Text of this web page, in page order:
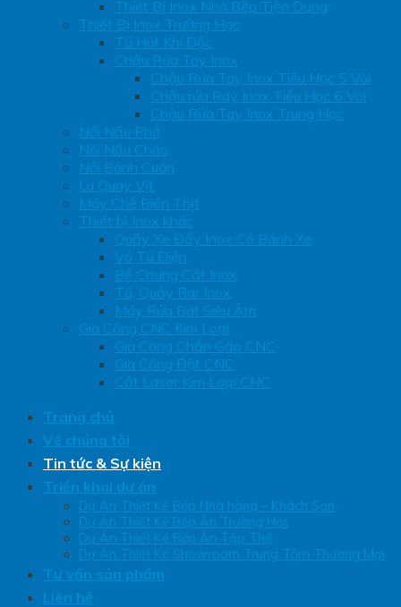
Thiết Bị Inox Nhà Bếp Tiện Dụng
Thiết Bị Inox Trường Học
Tủ Hút Khí Độc
Chậu Rửa Tay Inox
Chậu Rửa Tay Inox Tiểu Học 5 Vòi
Chậu rửa Ray Inox Tiểu Học 6 Vòi
Chậu Rửa Tay Inox Trung Học
Nồi Nấu Phở
Nồi Nấu Cháo
Nồi Bánh Cuốn
Lu Quay Vịt
Máy Chế Biến Thịt
Thiết bị Inox khác
Quầy Xe Đẩy Inox Có Bánh Xe
Vỏ Tủ Điện
Bể Chưng Cất Inox
Tủ, Quầy Bar Inox
Máy Rửa Bát Siêu Âm
Gia Công CNC Kim Loại
Gia Công Chắn Gấp CNC
Gia Công Đột CNC
Cắt Laser Kim Loại CNC
Trang chủ
Về chúng tôi
Tin tức & Sự kiện
Triển khai dự án
Dự Án Thiết Kế Bếp Nhà hàng – Khách Sạn
Dự Án Thiết Kế Bếp Ăn Trường Học
Dự Án Thiết Kế Bếp Ăn Tập Thể
Dự Án Thiết Kế Showroom Trung Tâm Thương Mại
Tư vấn sản phẩm
Liên hệ